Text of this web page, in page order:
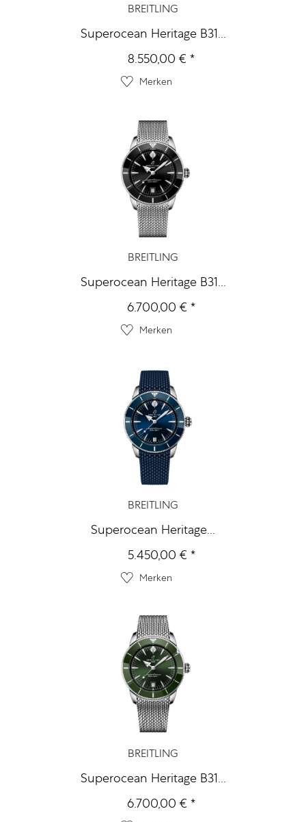
BREITLING
Superocean Heritage B31...
8.550,00 € *
Merken
BREITLING
Superocean Heritage B31...
6.700,00 € *
Merken
BREITLING
Superocean Heritage...
5.450,00 € *
Merken
BREITLING
Superocean Heritage B31...
6.700,00 € *